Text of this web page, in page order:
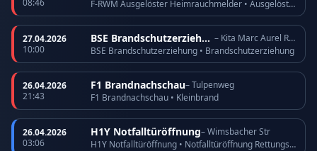
08:46
F-RWM Ausgelöster Heimrauchmelder • Ausgelöster Heimrauchmelder
27.04.2026
10:00
BSE Brandschutzerziehung
– Kita Marc Aurel Ring
BSE Brandschutzerziehung • Brandschutzerziehung
26.04.2026
21:43
F1 Brandnachschau– Tulpenweg
F1 Brandnachschau • Kleinbrand
26.04.2026
03:06
H1Y Notfalltüröffnung– Wimsbacher Str
H1Y Notfalltüröffnung • Notfalltüröffnung Rettungsdienst